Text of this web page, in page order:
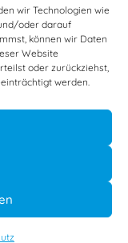
wir Technologien wie
oder darauf
können wir Daten
Website
oder zurückziehst,
werden.